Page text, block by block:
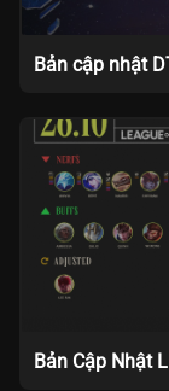
Bản cập nhật
Bản Cập Nhật